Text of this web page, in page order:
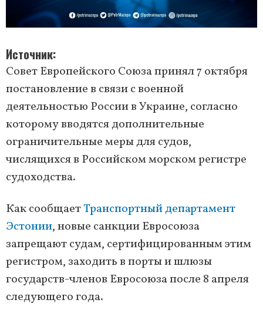
Источник
Совет Европейского Союза принял 7 октября
постановление в связи с военной
деятельностью России в Украине, согласно
которому вводятся дополнительные
ограничительные меры для судов,
числящихся в Российском морском регистре
судоходства.
Как сообщаетТранспортный департамент
Эстонии, новые санкции Евросоюза
запрещают судам, сертифицированным этим
регистром, заходить в порты и шлюзы
государств-членов Евросоюза после 8 апреля
следующего года.